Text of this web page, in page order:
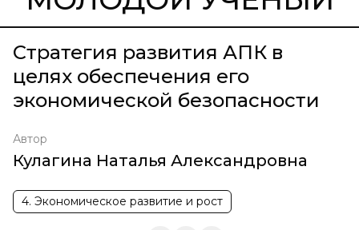
Стратегия развития АПК в
целях обеспечения его
экономической безопасности
Автор
Кулагина Наталья Александровна
4. Экономическое развитие и рост